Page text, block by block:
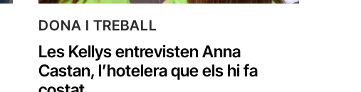
DONA I TREBALL
Les Kellys entrevisten Anna
Castan, l’hotelera que els hi fa